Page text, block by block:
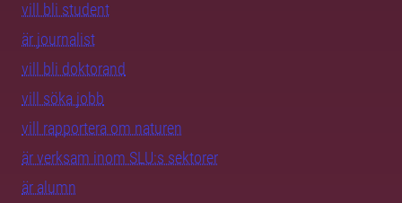
vill bli student
är journalist
vill bli doktorand
vill söka jobb
vill rapportera om naturen
är verksam inom SLU:s sektorer
är alumn